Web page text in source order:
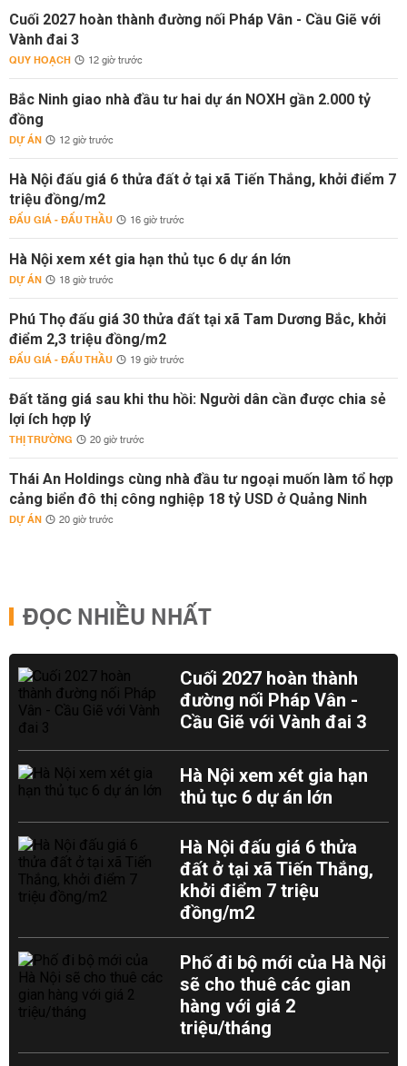
Cuối 2027 hoàn thành đường nối Pháp Vân - Cầu Giẽ với
Vành đai 3
QUY HOẠCH 12 giờ trước
Bắc Ninh giao nhà đầu tư hai dự án NOXH gần 2.000 tỷ
đồng
DỰ ÁN 12 giờ trước
Hà Nội đấu giá 6 thửa đất ở tại xã Tiến Thắng, khởi điểm 7
triệu đồng/m2
ĐẤU GIÁ - ĐẤU THẦU 16 giờ trước
Hà Nội xem xét gia hạn thủ tục 6 dự án lớn
DỰ ÁN 18 giờ trước
Phú Thọ đấu giá 30 thửa đất tại xã Tam Dương Bắc, khởi
điểm 2,3 triệu đồng/m2
ĐẤU GIÁ - ĐẤU THẦU 19 giờ trước
Đất tăng giá sau khi thu hồi: Người dân cần được chia sẻ
lợi ích hợp lý
THỊ TRƯỜNG 20 giờ trước
Thái An Holdings cùng nhà đầu tư ngoại muốn làm tổ hợp
cảng biển đô thị công nghiệp 18 tỷ USD ở Quảng Ninh
DỰ ÁN 20 giờ trước
ĐỌC NHIỀU NHẤT
Cuối 2027 hoàn thành
đường nối Pháp Vân -
Cầu Giẽ với Vành đai 3
Hà Nội xem xét gia hạn
thủ tục 6 dự án lớn
Hà Nội đấu giá 6 thửa
đất ở tại xã Tiến Thắng,
khởi điểm 7 triệu
đồng/m2
Phố đi bộ mới của Hà Nội
sẽ cho thuê các gian
hàng với giá 2
triệu/tháng